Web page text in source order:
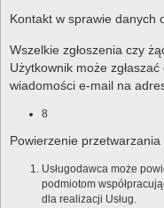
Kontakt w sprawie danych
Wszelkie zgłoszenia czy
Użytkownik może
wiadomości e-mail na
8
Powierzenie
Usługodawca może
podmiotom
dla realizacji Usług.